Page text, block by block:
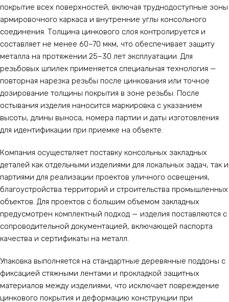
покрытие всех поверхностей, включая труднодоступные зоны
армировочного каркаса и внутренние углы консольного
соединения. Толщина цинкового слоя контролируется и
составляет не менее 60–70 мкм, что обеспечивает защиту
металла на протяжении 25–30 лет эксплуатации. Для
резьбовых шпилек применяется специальная технология —
повторная нарезка резьбы после цинкования или точное
дозирование толщины покрытия в зоне резьбы. После
остывания изделия наносится маркировка с указанием
высоты, длины выноса, номера партии и даты изготовления
для идентификации при приемке на объекте.
Компания осуществляет поставку консольных закладных
деталей как отдельными изделиями для локальных задач, так и
партиями для реализации проектов уличного освещения,
благоустройства территорий и строительства промышленных
объектов. Для проектов с большим объемом закладных
предусмотрен комплектный подход — изделия поставляются с
сопроводительной документацией, включающей паспорта
качества и сертификаты на металл.
Упаковка выполняется на стандартные деревянные поддоны с
фиксацией стяжными лентами и прокладкой защитных
материалов между изделиями, что исключает повреждение
цинкового покрытия и деформацию конструкции при